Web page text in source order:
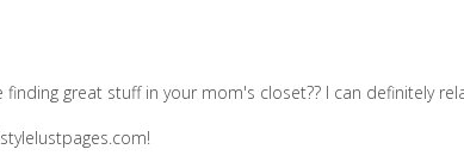
great stuff in your mom's closet?? I can definitely